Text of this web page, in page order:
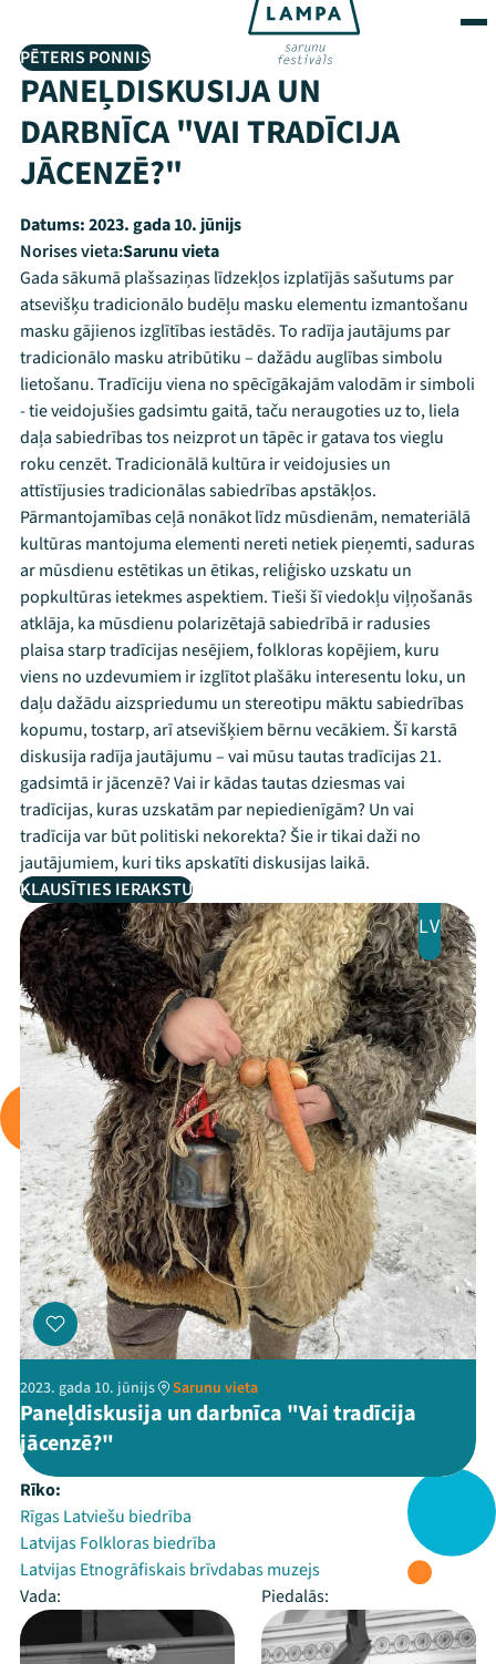
PĒTERIS PONNIS
PANEĻDISKUSIJA UN
DARBNĪCA "VAI TRADĪCIJA
JĀCENZĒ?"
Datums:2023. gada 10. jūnijs
Norises vieta:Sarunu vieta
Gada sākumā plašsaziņas līdzekļos izplatījās sašutums par
atsevišķu tradicionālo budēļu masku elementu izmantošanu
masku gājienos izglītības iestādēs. To radīja jautājums par
tradicionālo masku atribūtiku – dažādu auglības simbolu
lietošanu. Tradīciju viena no spēcīgākajām valodām ir simboli
- tie veidojušies gadsimtu gaitā, taču neraugoties uz to, liela
daļa sabiedrības tos neizprot un tāpēc ir gatava tos vieglu
roku cenzēt. Tradicionālā kultūra ir veidojusies un
attīstījusies tradicionālas sabiedrības apstākļos.
Pārmantojamības ceļā nonākot līdz mūsdienām, nemateriālā
kultūras mantojuma elementi nereti netiek pieņemti, saduras
ar mūsdienu estētikas un ētikas, reliģisko uzskatu un
popkultūras ietekmes aspektiem. Tieši šī viedokļu viļņošanās
atklāja, ka mūsdienu polarizētajā sabiedrībā ir radusies
plaisa starp tradīcijas nesējiem, folkloras kopējiem, kuru
viens no uzdevumiem ir izglītot plašāku interesentu loku, un
daļu dažādu aizspriedumu un stereotipu māktu sabiedrības
kopumu, tostarp, arī atsevišķiem bērnu vecākiem. Šī karstā
diskusija radīja jautājumu – vai mūsu tautas tradīcijas 21.
gadsimtā ir jācenzē? Vai ir kādas tautas dziesmas vai
tradīcijas, kuras uzskatām par nepiedienīgām? Un vai
tradīcija var būt politiski nekorekta? Šie ir tikai daži no
jautājumiem, kuri tiks apskatīti diskusijas laikā.
KLAUSĪTIES IERAKSTU
LV
2023. gada 10. jūnijs Sarunu vieta
Paneļdiskusija un darbnīca "Vai tradīcija
jācenzē?"
Rīko:
Rīgas Latviešu biedrība
Latvijas Folkloras biedrība
Latvijas Etnogrāfiskais brīvdabas muzejs
Vada:
Piedalās: